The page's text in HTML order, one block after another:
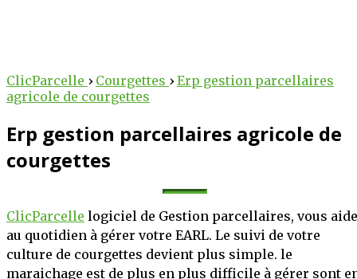
service des
!
des outils intelligents
au numérique.
nos solutions
et stratégique
PLUS
ClicParcelle › Courgettes › Erp gestion parcellaires
agricole de courgettes
Erp gestion parcellaires agricole de
courgettes
ClicParcelle logiciel de Gestion parcellaires, vous aide
au quotidien à gérer votre EARL. Le suivi de votre
culture de courgettes devient plus simple. le
maraichage est de plus en plus difficile à gérer sont